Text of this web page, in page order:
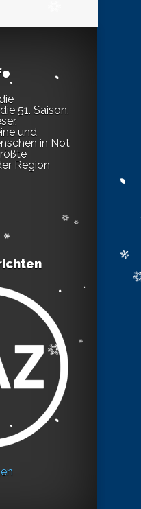
51. Saison.
und
in Not
Region